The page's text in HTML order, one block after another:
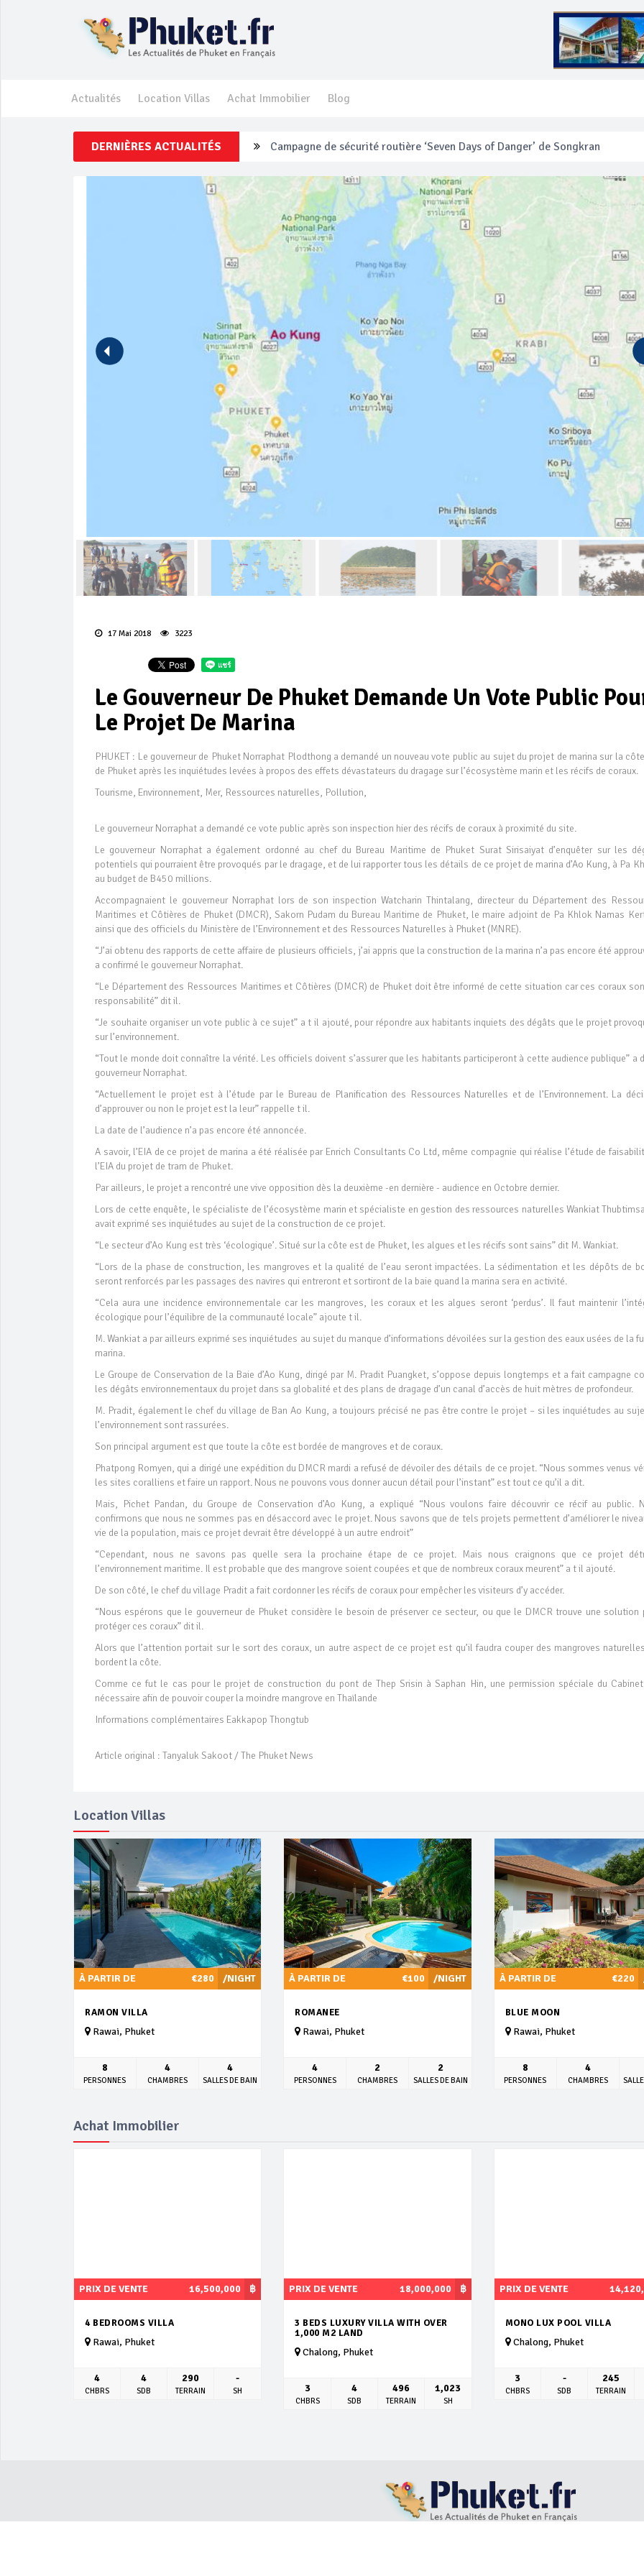
Actualités Location Villas Achat Immobilier Blog
DERNIÈRES ACTUALITÉS Un touriste français blessé en se faisant arracher son collier en or
Phuket Peranakan Festival
‘Phuket Eye’ assurera la sécurité pendant Songkran
Phuket augmente les prix des bateaux vers Koh Phi Phi et des excursions en
Campagne de sécurité routière ‘Seven Days of Danger’ de Songkran
17 Mai 2018 3223
Le Gouverneur De Phuket Demande Un Vote Public
Le Projet De Marina
PHUKET : Le gouverneur de Phuket Norraphat Plodthong a demandé un nouveau vote public au sujet du projet de marina sur la
de Phuket après les inquiétudes levées à propos des effets dévastateurs du dragage sur l’écosystème marin et les récifs de coraux.
Tourisme, Environnement, Mer, Ressources naturelles, Pollution,
Le gouverneur Norraphat a demandé ce vote public après son inspection hier des récifs de coraux à proximité du site.
Le gouverneur Norraphat a également ordonné au chef du Bureau Maritime de Phuket Surat Sirisaiyat d’enquêter sur les
potentiels qui pourraient être provoqués par le dragage, et de lui rapporter tous les détails de ce projet de marina d’Ao Kung, à Pa
au budget de B450 millions.
Accompagnaient le gouverneur Norraphat lors de son inspection Watcharin Thintalang, directeur du Département des
Maritimes et Côtières de Phuket (DMCR), Sakorn Pudam du Bureau Maritime de Phuket, le maire adjoint de Pa Khlok Namas
ainsi que des officiels du Ministère de l’Environnement et des Ressources Naturelles à Phuket (MNRE).
“J’ai obtenu des rapports de cette affaire de plusieurs officiels, j’ai appris que la construction de la marina n’a pas encore été
a confirmé le gouverneur Norraphat.
“Le Département des Ressources Maritimes et Côtières (DMCR) de Phuket doit être informé de cette situation car ces coraux
responsabilité” dit il.
“Je souhaite organiser un vote public à ce sujet” a t il ajouté, pour répondre aux habitants inquiets des dégâts que le projet
sur l’environnement.
“Tout le monde doit connaître la vérité. Les officiels doivent s’assurer que les habitants participeront à cette audience publique” a
gouverneur Norraphat.
“Actuellement le projet est à l’étude par le Bureau de Planification des Ressources Naturelles et de l’Environnement. La
d’approuver ou non le projet est la leur” rappelle t il.
La date de l’audience n’a pas encore été annoncée.
A savoir, l’EIA de ce projet de marina a été réalisée par Enrich Consultants Co Ltd, même compagnie qui réalise l’étude de
l’EIA du projet de tram de Phuket.
Par ailleurs, le projet a rencontré une vive opposition dès la deuxième -en dernière - audience en Octobre dernier.
Lors de cette enquête, le spécialiste de l’écosystème marin et spécialiste en gestion des ressources naturelles Wankiat
avait exprimé ses inquiétudes au sujet de la construction de ce projet.
“Le secteur d’Ao Kung est très ‘écologique’. Situé sur la côte est de Phuket, les algues et les récifs sont sains” dit M. Wankiat.
“Lors de la phase de construction, les mangroves et la qualité de l’eau seront impactées. La sédimentation et les dépôts de
seront renforcés par les passages des navires qui entreront et sortiront de la baie quand la marina sera en activité.
“Cela aura une incidence environnementale car les mangroves, les coraux et les algues seront ‘perdus’. Il faut maintenir
écologique pour l’équilibre de la communauté locale” ajoute t il.
M. Wankiat a par ailleurs exprimé ses inquiétudes au sujet du manque d’informations dévoilées sur la gestion des eaux usées de la
marina.
Le Groupe de Conservation de la Baie d’Ao Kung, dirigé par M. Pradit Puangket, s’oppose depuis longtemps et a fait campagne
les dégâts environnementaux du projet dans sa globalité et des plans de dragage d’un canal d’accès de huit mètres de profondeur.
M. Pradit, également le chef du village de Ban Ao Kung, a toujours précisé ne pas être contre le projet – si les inquiétudes au
l’environnement sont rassurées.
Son principal argument est que toute la côte est bordée de mangroves et de coraux.
Phatpong Romyen, qui a dirigé une expédition du DMCR mardi a refusé de dévoiler des détails de ce projet. “Nous sommes venus
les sites coralliens et faire un rapport. Nous ne pouvons vous donner aucun détail pour l’instant” est tout ce qu’il a dit.
Mais, Pichet Pandan, du Groupe de Conservation d’Ao Kung, a expliqué “Nous voulons faire découvrir ce récif au public.
confirmons que nous ne sommes pas en désaccord avec le projet. Nous savons que de tels projets permettent d’améliorer le
vie de la population, mais ce projet devrait être développé à un autre endroit”
“Cependant, nous ne savons pas quelle sera la prochaine étape de ce projet. Mais nous craignons que ce projet
l’environnement maritime. Il est probable que des mangrove soient coupées et que de nombreux coraux meurent” a t il ajouté.
De son côté, le chef du village Pradit a fait cordonner les récifs de coraux pour empêcher les visiteurs d’y accéder.
“Nous espérons que le gouverneur de Phuket considère le besoin de préserver ce secteur, ou que le DMCR trouve une solution
protéger ces coraux” dit il.
Alors que l’attention portait sur le sort des coraux, un autre aspect de ce projet est qu’il faudra couper des mangroves
bordent la côte.
Comme ce fut le cas pour le projet de construction du pont de Thep Srisin à Saphan Hin, une permission spéciale du
nécessaire afin de pouvoir couper la moindre mangrove en Thaïlande
Informations complémentaires Eakkapop Thongtub
Article original : Tanyaluk Sakoot / The Phuket News
Location Villas
/NIGHT
À PARTIR DE €280
RAMON VILLA
Rawai, Phuket
8
PERSONNES
4
CHAMBRES
4
SALLES DE BAIN
/NIGHT
À PARTIR DE €100
ROMANEE
Rawai, Phuket
4
PERSONNES
2
CHAMBRES
2
SALLES DE BAIN
À PARTIR DE €220
BLUE MOON
Rawai, Phuket
8
PERSONNES
4
CHAMBRES
Achat Immobilier
฿
PRIX DE VENTE 16,500,000
4 BEDROOMS VILLA
Rawai, Phuket
4
CHBRS
4
SDB
290
TERRAIN
-
SH
฿
PRIX DE VENTE 18,000,000
3 BEDS LUXURY VILLA WITH OVER
1,000 M2 LAND
Chalong, Phuket
3
CHBRS
4
SDB
496
TERRAIN
1,023
SH
PRIX DE VENTE
MONO LUX POOL VILLA
Chalong, Phuket
3
CHBRS
-
SDB
245
TERRAIN